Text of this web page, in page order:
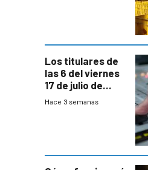
Los titulares de
las 6 del viernes
17 de julio de
2026
Hace 3 semanas